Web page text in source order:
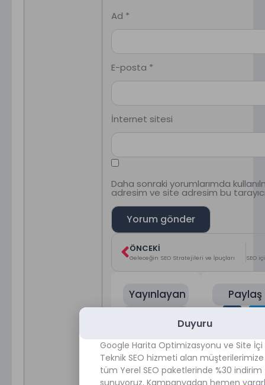
Ad *
E-posta *
İnternet sitesi
Daha sonraki yorumlarımda
adresim ve site adresim bu
ÖNCEKI
Geleceğin SEO Stratejileri ve İpuçları
Yayınlayan
Engin
Paylaş
Duyuru
Google Harita Optimizasyonu ve Site İçi
Teknik SEO hizmeti alan
tüm Yerel SEO paketlerinde %30 indirim
sunuyoruz. Kampanyadan hemen